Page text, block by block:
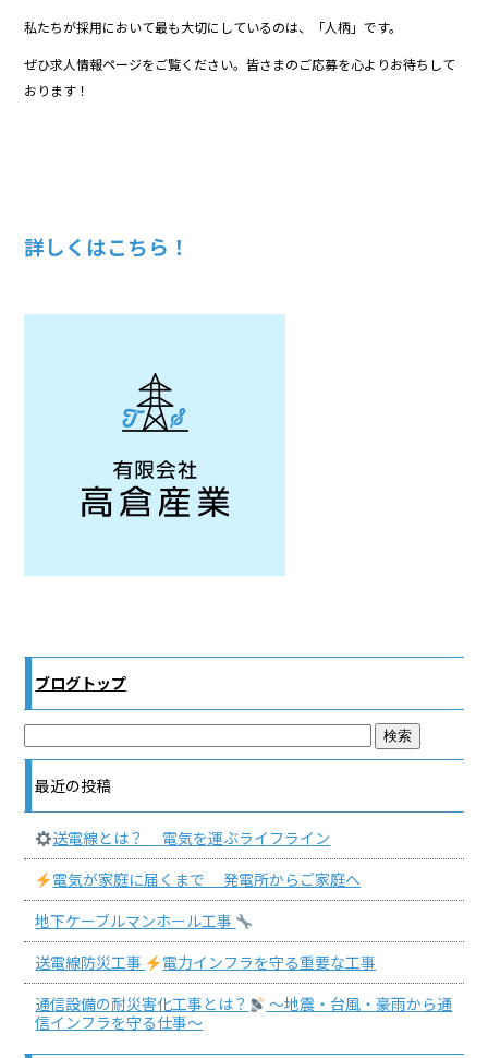
私たちが採用において最も大切にしているのは、「人柄」です。
ぜひ求人情報ページをご覧ください。皆さまのご応募を心よりお待ちして
おります！
詳しくはこちら！
ブログトップ
最近の投稿
送電線とは？ 電気を運ぶライフライン
電気が家庭に届くまで 発電所からご家庭へ
地下ケーブルマンホール工事
送電線防災工事
電力インフラを守る重要な工事
通信設備の耐災害化工事とは？
〜地震・台風・豪雨から通
信インフラを守る仕事〜